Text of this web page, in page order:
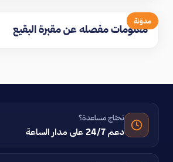
مدوّنة
معلومات مفصله عن مقبرة البقيع
تحتاج مساعدة؟
دعم 24/7 على مدار الساعة